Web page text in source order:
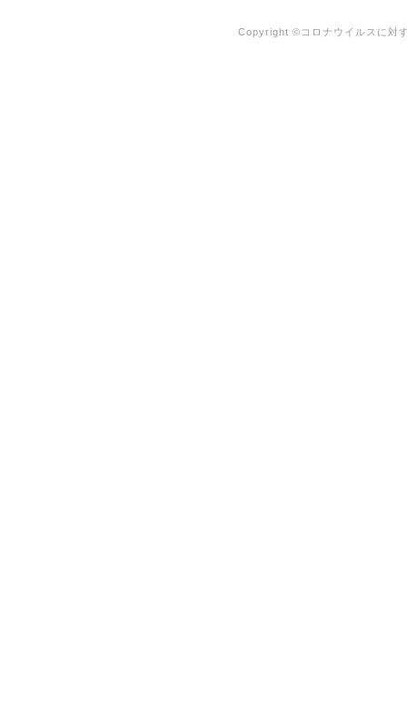
Copyright ©コロナウイルスに対